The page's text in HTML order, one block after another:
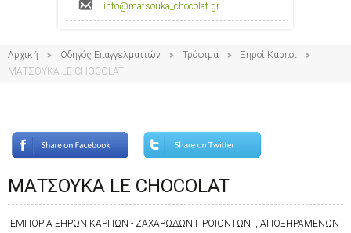
info@matsouka_chocolat.gr
Αρχική Οδηγός Επαγγελματιών Τρόφιμα
Ξηροί Καρποί
ΜΑΤΣΟΥΚΑ LE CHOCOLAT
ΜΑΤΣΟΥΚΑ LE CHOCOLAT
ΕΜΠΟΡΙΑ ΞΗΡΩΝ ΚΑΡΠΩΝ - ΖΑΧΑΡΩΔΩΝ ΠΡΟΙΟΝΤΩΝ , ΑΠΟΞΗΡΑΜΕΝΩΝ